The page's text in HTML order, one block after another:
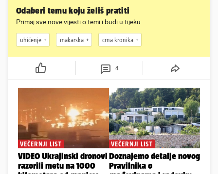
Odaberi temu koju želiš pratiti
Primaj sve nove vijesti o temi i budi u tijeku
uhićenje makarska crna kronika
4